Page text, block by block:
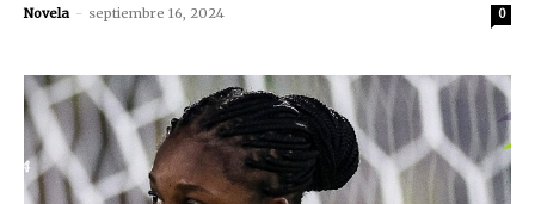
Novela - septiembre 16, 2024 0